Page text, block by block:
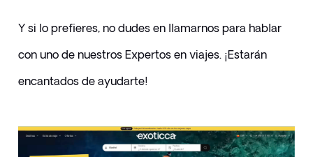
Y si lo prefieres, no dudes en llamarnos para hablar
con uno de nuestros Expertos en viajes. ¡Estarán
encantados de ayudarte!